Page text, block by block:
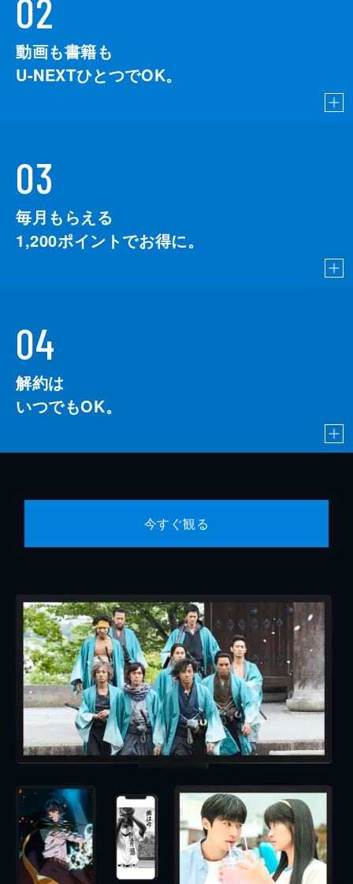
02
動画も書籍も
U-NEXTひとつでOK。
03
毎月もらえる
1,200ポイントでお得に。
04
解約は
いつでもOK。
今すぐ観る